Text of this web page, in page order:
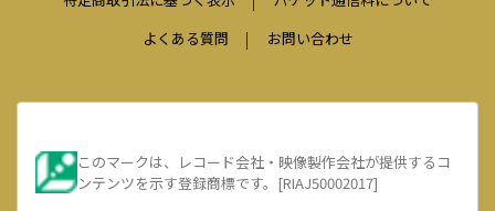
よくある質問
お問い合わせ
このマークは、レコード会社・映像製作会社が提供するコ
ンテンツを示す登録商標です。[RIAJ50002017]